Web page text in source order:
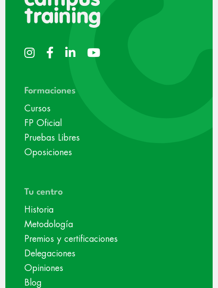
Formaciones
Cursos
FP Oficial
Pruebas Libres
Oposiciones
Tu centro
Historia
Metodología
Premios y certificaciones
Delegaciones
Opiniones
Blog